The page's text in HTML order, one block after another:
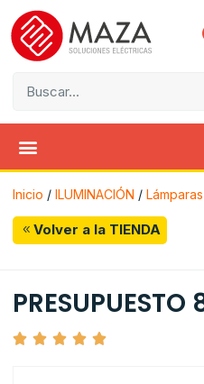
Inicio / ILUMINACIÓN / Lámparas
Volver a la TIENDA
PRESUPUESTO